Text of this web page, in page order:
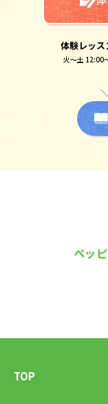
体験レッス
火～土 12:00
ペッ
TOP